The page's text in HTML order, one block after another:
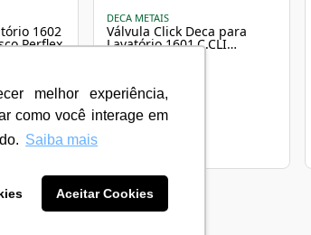
melhor experiência,
como você interage em
Saiba mais
Aceitar Cookies
1602
Perflex
DECA METAIS
Válvula Click Deca para
Lavatório 1601.C.CLI
R$ 280,90
3X deR$ 93,63
sem juros